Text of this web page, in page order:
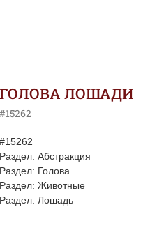
ГОЛОВА ЛОШАДИ
#15262
#15262
Раздел: Абстракция
Раздел: Голова
Раздел: Животные
Раздел: Лошадь